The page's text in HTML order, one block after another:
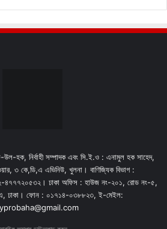
হক, নির্বাহী সম্পাদক এবং সি.ই.ও : এনামুল হক সাহেদ,
৩ কে,ডি,এ এভিনিউ, খুলনা। বাণিজ্যিক বিভাগ :
৪৭৭৭২০৫৩২। ঢাকা অফিস : হাউজ নং-২০১, রোড নং-৫,
ঢাকা। ফোন : ০১৭১৪-০৩৮৮২৩, ই-মেইল: